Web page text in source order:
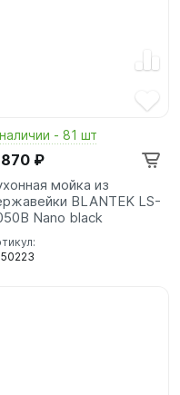
- 81 шт
₽
мойка из
BLANTEK LS-
Nano black